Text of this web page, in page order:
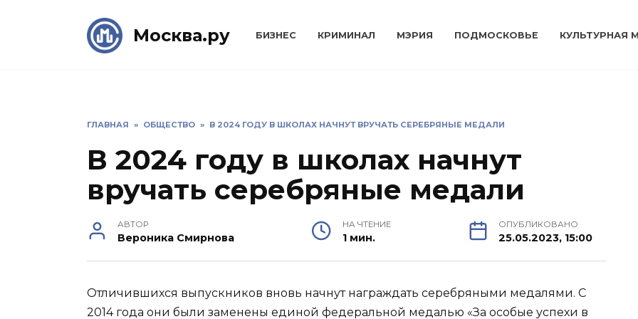
Москва.ру БИЗНЕС КРИМИНАЛ МЭРИЯ ПОДМОСКОВЬЕ КУЛЬТУРНАЯ
ГЛАВНАЯ » ОБЩЕСТВО » В 2024 ГОДУ В ШКОЛАХ НАЧНУТ ВРУЧАТЬ СЕРЕБРЯНЫЕ МЕДАЛИ
В 2024 году в школах начнут
вручать серебряные медали
АВТОР
Вероника Смирнова
НА ЧТЕНИЕ
1 мин.
ОПУБЛИКОВАНО
25.05.2023, 15:00
Отличившихся выпускников вновь начнут награждать серебряными медалями. С
2014 года они были заменены единой федеральной медалью «За особые успехи в